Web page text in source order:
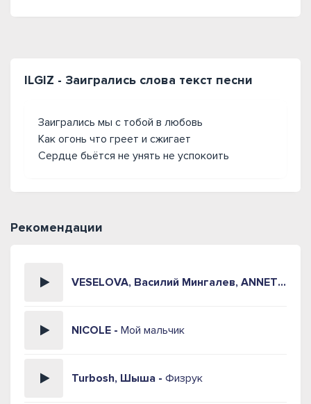
ILGIZ - Заигрались слова текст песни
Заигрались мы с тобой в любовь
Как огонь что греет и сжигает
Сердце бьётся не унять не успокоить
Рекомендации
VESELOVA, Василий Мингалев, ANNET G -
NICOLE - Мой мальчик
Turbosh, Шыша - Физрук